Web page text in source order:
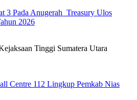
3 Pada Anugerah Treasury Ulos
2026
Tinggi Sumatera Utara
Centre 112 Lingkup Pemkab Nias